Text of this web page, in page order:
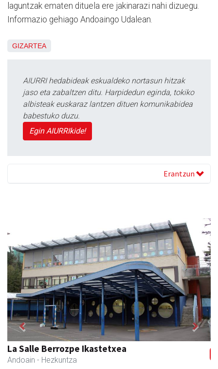
laguntzak ematen dituela ere jakinarazi nahi dizuegu.
Informazio gehiago Andoaingo Udalean.
GIZARTEA
AIURRI hedabideak eskualdeko nortasun hitzak
jaso eta zabaltzen ditu. Harpidedun eginda, tokiko
albisteak euskaraz lantzen dituen komunikabidea
babestuko duzu.
Egin AIURRIkide!
Erantzun
La Salle Berrozpe Ikastetxea
Andoain - Hezkuntza
Previous Next